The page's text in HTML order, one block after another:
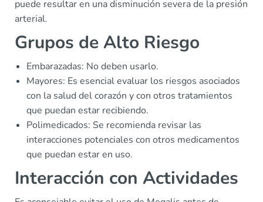
puede resultar en una disminución severa de la presión
arterial.
Grupos de Alto Riesgo
Embarazadas: No deben usarlo.
Mayores: Es esencial evaluar los riesgos asociados
con la salud del corazón y con otros tratamientos
que puedan estar recibiendo.
Polimedicados: Se recomienda revisar las
interacciones potenciales con otros medicamentos
que puedan estar en uso.
Interacción con Actividades